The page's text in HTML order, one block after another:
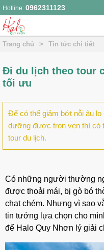
Hotline: 0962311123
Trang chủ > Tin tức chi tiết
Đi du lịch theo tour
tối ưu
Để có thể giảm bớt nỗi âu
dưỡng được trọn vẹn thì có
tour du lịch.
Có những người thường
được thoải mái, bị gò bó
chạt chém. Nhưng vì sao
tin tưởng lựa chọn cho
để Halo Quy Nhơn lý giải